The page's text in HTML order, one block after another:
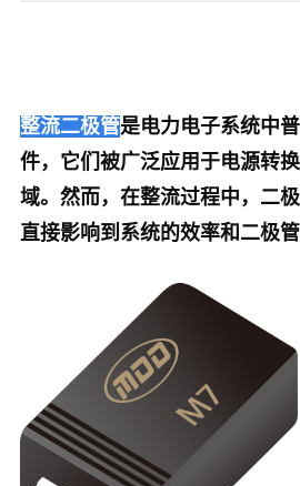
关于
中文 英
整流二极管是电力电子系统中
件，它们被广泛应用于电源转
域。然而，在整流过程中，二
直接影响到系统的效率和二极管